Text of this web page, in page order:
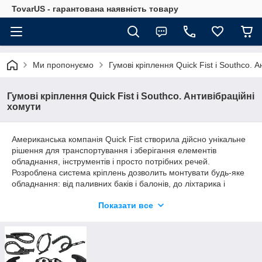
TovarUS - гарантована наявність товару
Ми пропонуємо Гумові кріплення Quick Fist і Southco.
Гумові кріплення Quick Fist і Southco. Антивібраційні
хомути
Американська компанія Quick Fist створила дійсно унікальне
рішення для транспортування і зберігання елементів
обладнання, інструментів і просто потрібних речей.
Розроблена система кріплень дозволить монтувати будь-яке
обладнання: від паливних баків і балонів, до ліхтарика і
ситуаціях опиняться в доступному місці.
формулою, що гарантує якість. Вони надійні, безпечні і
оптимально пристосовані до мінливих умов зовнішнього
Показати все